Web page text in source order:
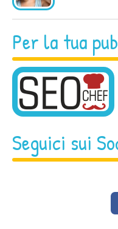
Per la tua
Seguici sui